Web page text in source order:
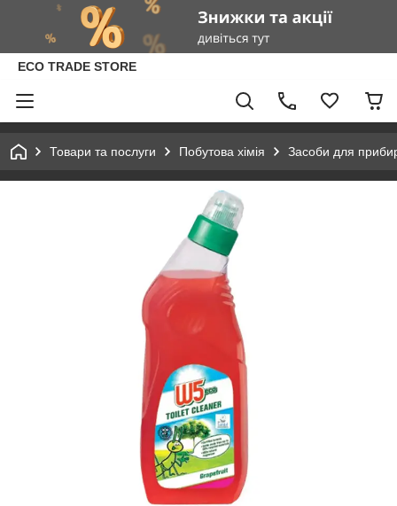
ECO TRADE STORE
Товари та послуги Побутова хімія Засоби для